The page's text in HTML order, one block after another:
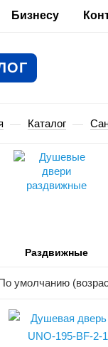
Бизнесу
— Каталог —
Раздвижные
умолчанию